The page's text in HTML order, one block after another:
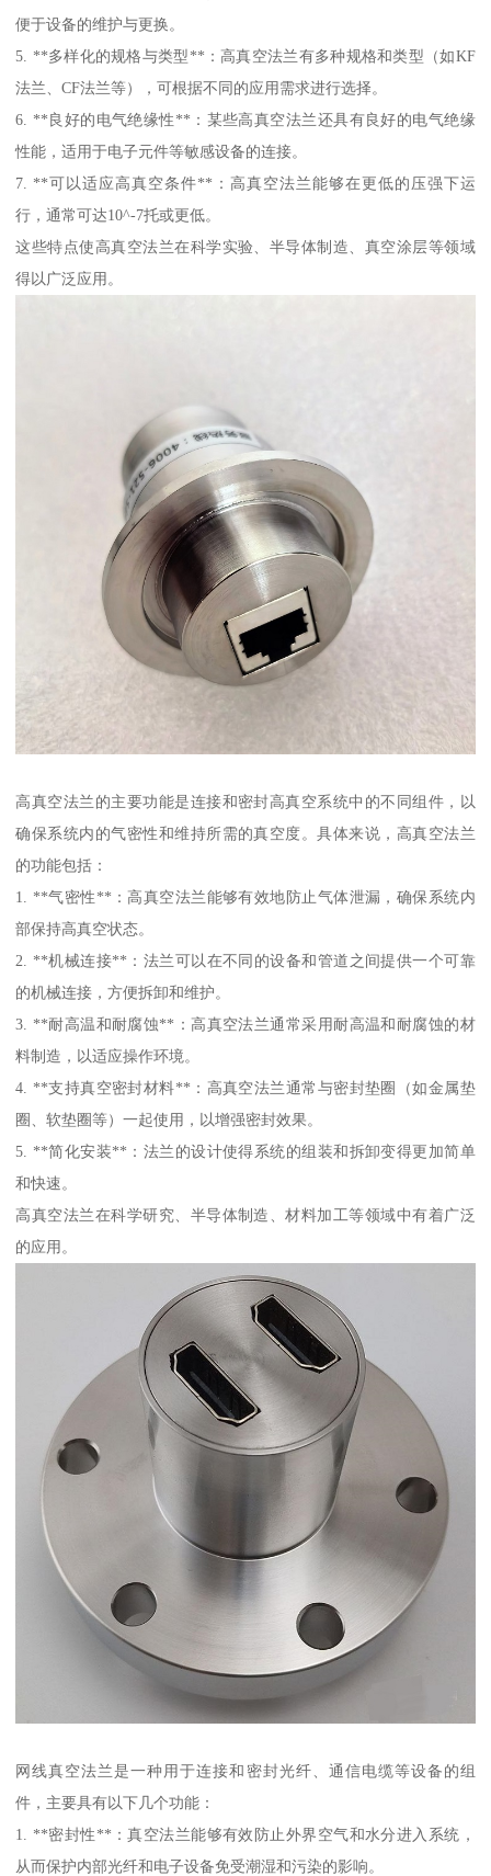
便于设备的维护与更换。
5. **多样化的规格与类型**：高真空法兰有多种规格和类型（如KF
法兰、CF法兰等），可根据不同的应用需求进行选择。
6. **良好的电气绝缘性**：某些高真空法兰还具有良好的电气绝缘
性能，适用于电子元件等敏感设备的连接。
7. **可以适应高真空条件**：高真空法兰能够在更低的压强下运
行，通常可达10^-7托或更低。
这些特点使高真空法兰在科学实验、半导体制造、真空涂层等领域
得以广泛应用。
高真空法兰的主要功能是连接和密封高真空系统中的不同组件，以
确保系统内的气密性和维持所需的真空度。具体来说，高真空法兰
的功能包括：
1. **气密性**：高真空法兰能够有效地防止气体泄漏，确保系统内
部保持高真空状态。
2. **机械连接**：法兰可以在不同的设备和管道之间提供一个可靠
的机械连接，方便拆卸和维护。
3. **耐高温和耐腐蚀**：高真空法兰通常采用耐高温和耐腐蚀的材
料制造，以适应操作环境。
4. **支持真空密封材料**：高真空法兰通常与密封垫圈（如金属垫
圈、软垫圈等）一起使用，以增强密封效果。
5. **简化安装**：法兰的设计使得系统的组装和拆卸变得更加简单
和快速。
高真空法兰在科学研究、半导体制造、材料加工等领域中有着广泛
的应用。
网线真空法兰是一种用于连接和密封光纤、通信电缆等设备的组
件，主要具有以下几个功能：
1. **密封性**：真空法兰能够有效防止外界空气和水分进入系统，
从而保护内部光纤和电子设备免受潮湿和污染的影响。